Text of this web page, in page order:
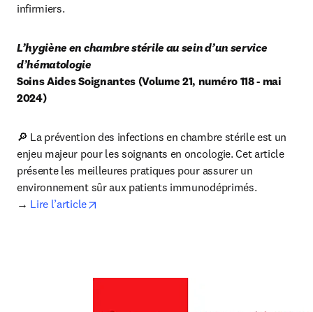
infirmiers.
L’hygiène en chambre stérile au sein d’un service
d’hématologie
Soins Aides Soignantes (Volume 21, numéro 118 - mai
2024)
🔎 La prévention des infections en chambre stérile est un
enjeu majeur pour les soignants en oncologie. Cet article
présente les meilleures pratiques pour assurer un
environnement sûr aux patients immunodéprimés.
→ Lire l’article